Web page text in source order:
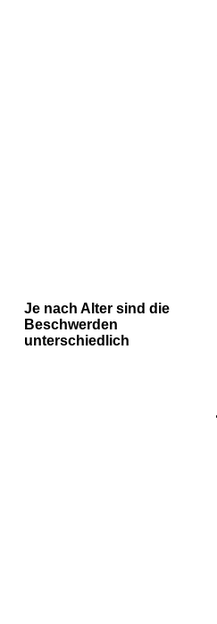
Je nach Alter sind die
Beschwerden
unterschiedlich